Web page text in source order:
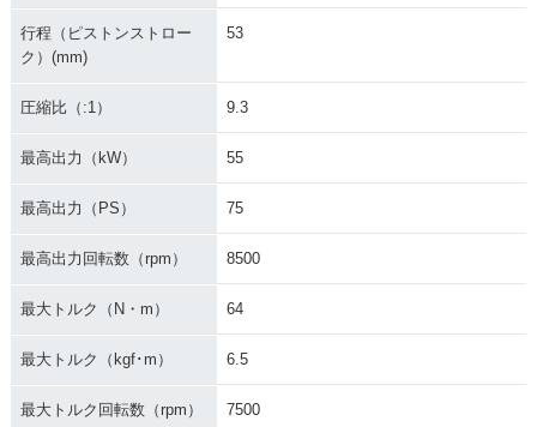
行程（ピストンストロー
ク）(mm)
53
圧縮比（:1） 9.3
最高出力（kW） 55
最高出力（PS） 75
最高出力回転数（rpm） 8500
最大トルク（N・m） 64
最大トルク（kgf･m） 6.5
最大トルク回転数（rpm） 7500